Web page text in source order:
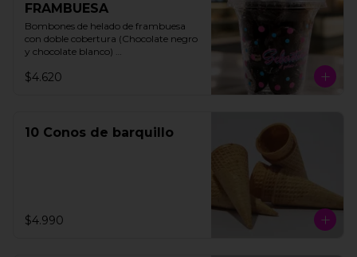
FRAMBUESA
Bombones de helado de frambuesa
con doble cobertura (Chocolate negro
y chocolate blanco)
15 unidades aprox
$4.620
10 Conos de barquillo
$4.990